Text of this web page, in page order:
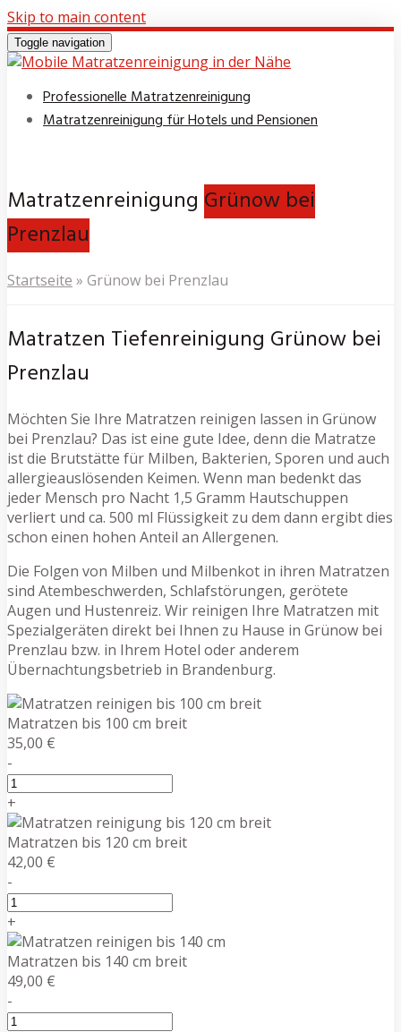
Skip to main content
Toggle navigation
Professionelle Matratzenreinigung
Matratzenreinigung für Hotels und Pensionen
Matratzenreinigung Grünow bei
Prenzlau
Startseite » Grünow bei Prenzlau
Matratzen Tiefenreinigung Grünow bei
Prenzlau
Möchten Sie Ihre Matratzen reinigen lassen in Grünow
bei Prenzlau? Das ist eine gute Idee, denn die Matratze
ist die Brutstätte für Milben, Bakterien, Sporen und auch
allergieauslösenden Keimen. Wenn man bedenkt das
jeder Mensch pro Nacht 1,5 Gramm Hautschuppen
verliert und ca. 500 ml Flüssigkeit zu dem dann ergibt dies
schon einen hohen Anteil an Allergenen.
Die Folgen von Milben und Milbenkot in ihren Matratzen
sind Atembeschwerden, Schlafstörungen, gerötete
Augen und Hustenreiz. Wir reinigen Ihre Matratzen mit
Spezialgeräten direkt bei Ihnen zu Hause in Grünow bei
Prenzlau bzw. in Ihrem Hotel oder anderem
Übernachtungsbetrieb in Brandenburg.
Matratzen bis 100 cm breit
35,00 €
-
+
Matratzen bis 120 cm breit
42,00 €
-
+
Matratzen bis 140 cm breit
49,00 €
-